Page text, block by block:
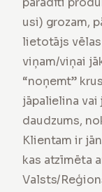
usi) grozam,
lietotājs
viņam/viņai
“noņemt”
jāpalielina vai
daudzums,
Klientam ir
kas atzīmēta
Valsts/